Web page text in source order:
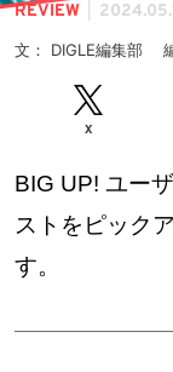
REVIEW
文： DIGLE編集部
X
BIG UP! ユー
ストをピック
す。